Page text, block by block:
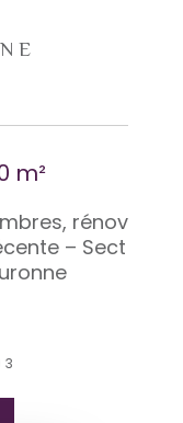
m²
rénov
– Sect